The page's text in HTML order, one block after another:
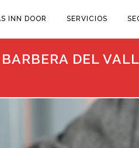
INN DOOR SERVICIOS
DEL